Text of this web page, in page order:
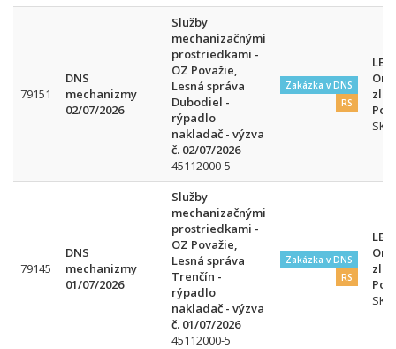
79151
DNS
mechanizmy
02/07/2026
Služby
mechanizačnými
prostriedkami -
OZ Považie,
Lesná správa
Dubodiel -
rýpadlo
nakladač - výzva
č. 02/07/2026
45112000-5
Zakázka v DNS
RS
SK
79145
DNS
mechanizmy
01/07/2026
Služby
mechanizačnými
prostriedkami -
OZ Považie,
Lesná správa
Trenčín -
rýpadlo
nakladač - výzva
č. 01/07/2026
45112000-5
Zakázka v DNS
RS
SK